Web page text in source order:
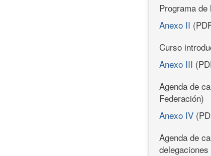
Programa
Anexo II
Curso
Anexo III
Agenda de
Federación)
Anexo IV
Agenda de